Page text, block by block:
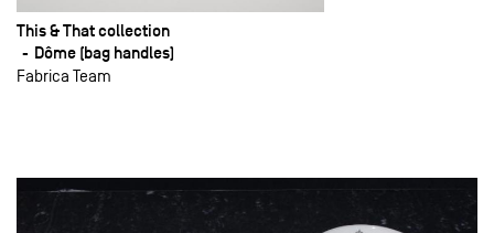
This & That collection
Dôme (bag handles)
Fabrica Team